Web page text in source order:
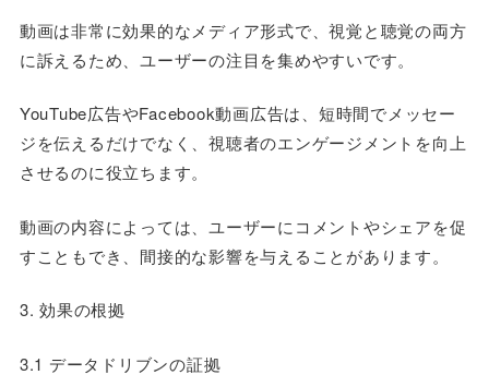
動画は非常に効果的なメディア形式で、視覚と聴覚の両方
に訴えるため、ユーザーの注目を集めやすいです。
YouTube広告やFacebook動画広告は、短時間でメッセー
ジを伝えるだけでなく、視聴者のエンゲージメントを向上
させるのに役立ちます。
動画の内容によっては、ユーザーにコメントやシェアを促
すこともでき、間接的な影響を与えることがあります。
3. 効果の根拠
3.1 データドリブンの証拠